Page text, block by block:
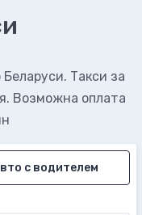
Такси за
Возможна оплата
с водителем